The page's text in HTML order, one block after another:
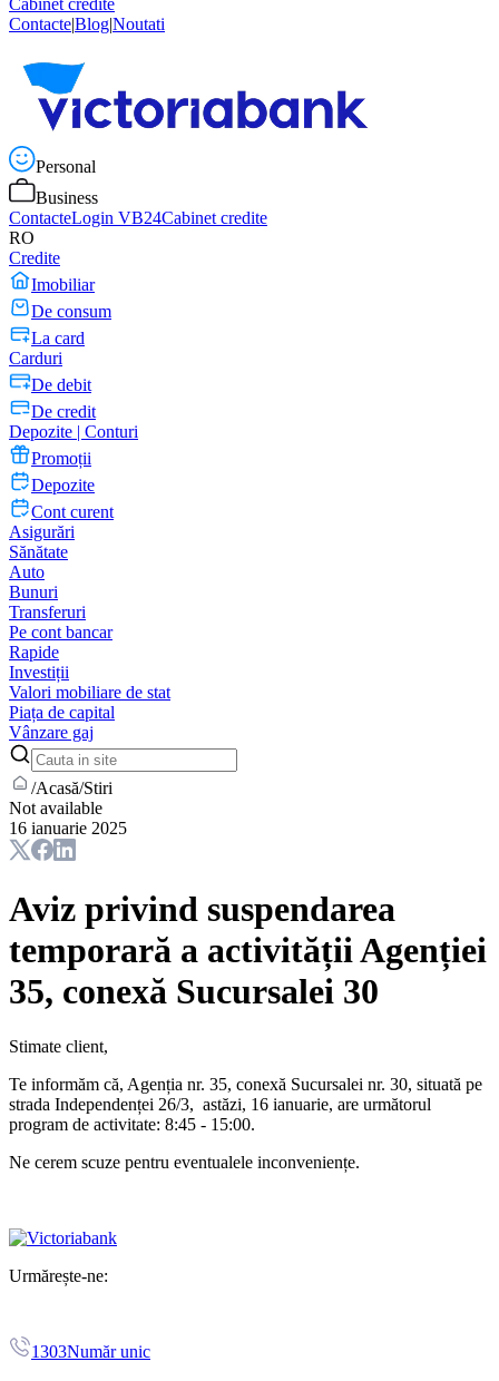
Cabinet credite
Contacte|Blog|Noutati
Personal
Business
ContacteLogin VB24Cabinet credite
RO
Credite
Imobiliar
De consum
La card
Carduri
De debit
De credit
Depozite | Conturi
Promoții
Depozite
Cont curent
Asigurări
Sănătate
Auto
Bunuri
Transferuri
Pe cont bancar
Rapide
Investiții
Valori mobiliare de stat
Piața de capital
Vânzare gaj
/Acasă/Stiri
Not available
16 ianuarie 2025
Aviz privind suspendarea
temporară a activității Agenției
35, conexă Sucursalei 30
Stimate client,
Te informăm că, Agenția nr. 35, conexă Sucursalei nr. 30, situată pe
strada Independenței 26/3, astăzi, 16 ianuarie, are următorul
program de activitate: 8:45 - 15:00.
Ne cerem scuze pentru eventualele inconveniențe.
Urmărește-ne:
1303Număr unic